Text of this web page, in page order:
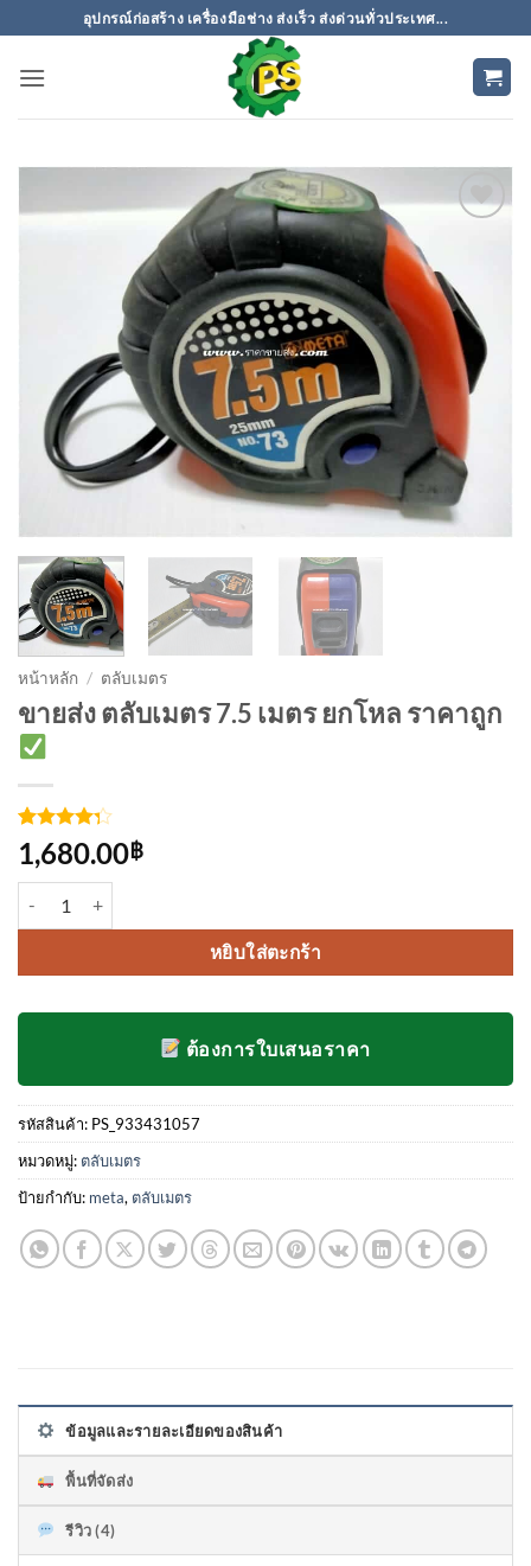
ไป
อุปกรณ์ก่อสร้าง เครื่องมือช่าง ส่งเร็ว ส่งด่วนทั่วประเทศ...
ใน
รายการ
ที่
ติดตาม
หน้าหลัก / ตลับเมตร
ขายส่ง ตลับเมตร 7.5 เมตร ยกโหล ราคาถูก
ให้
คะแนน
4.25จาก
5 คะแนน
4
ของ
1,680.00฿
หยิบใส่ตะกร้า
ต้องการใบเสนอราคา
รหัสสินค้า: PS_933431057
หมวดหมู่: ตลับเมตร
ป้ายกำกับ: meta, ตลับเมตร
ข้อมูลและรายละเอียดของสินค้า
พื้นที่จัดส่ง
รีวิว (4)